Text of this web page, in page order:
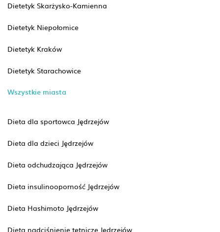
Dietetyk Skarżysko-Kamienna
Dietetyk Niepołomice
Dietetyk Kraków
Dietetyk Starachowice
Wszystkie miasta
Dieta dla sportowca Jędrzejów
Dieta dla dzieci Jędrzejów
Dieta odchudzająca Jędrzejów
Dieta insulinooporność Jędrzejów
Dieta Hashimoto Jędrzejów
Dieta nadciśnienie tętnicze Jędrzejów